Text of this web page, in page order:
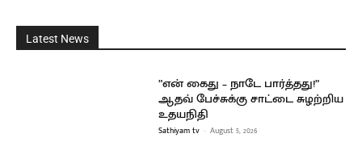
Latest News
”என் கைது – நாடே பார்த்தது!”
ஆதவ் பேச்சுக்கு சாட்டை சுழற்றிய
உதயநிதி
Sathiyam tv - August 5, 2026